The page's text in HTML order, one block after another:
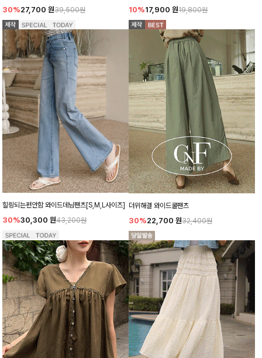
30%27,700 원39,500원 10%17,900 원19,800원
힐링되는편안함 와이드데님팬츠[S,M,L사이즈]
30%30,300 원43,200원
더위해결 와이드쿨팬츠
30%22,700 원32,400원